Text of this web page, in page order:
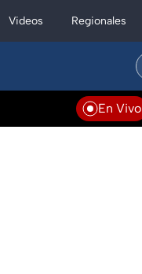
Videos Regionales
En Vivo